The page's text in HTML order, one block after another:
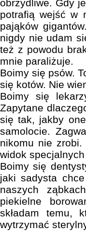
obrzydliwe. Gdy
potrafią wejść w
pająków
nigdy nie udam
też z powodu
mnie paraliżuje.
Boimy się psów.
się kotów. Nie
Boimy się
Zapytane
się tak, jakby
samolocie.
nikomu nie
widok
Boimy się
jaki sadysta
naszych
piekielne
składam temu,
wytrzymać